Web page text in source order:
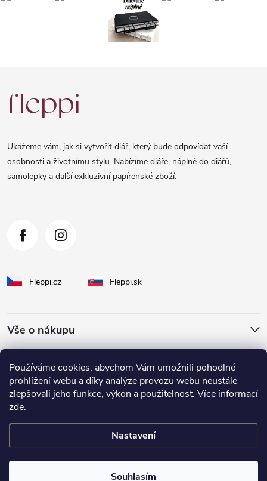
Používáme cookies, abychom Vám umožnili pohodlné
prohlížení webu a díky analýze provozu webu neustále
zlepšovali jeho funkce, výkon a použitelnost. Více informací
zde.
Nastavení
Souhlasím
á
Ukážeme vám, jak si vytvořit diář, který bude odpovídat vaší
osobnosti a životnímu stylu. Nabízíme diáře, náplně do diářů,
samolepky a další exkluzivní papírenské zboží.
Fleppi.cz Fleppi.sk
Vše o nákupu
O Fleppi
Inspirace pro vás
Copyright 2026fleppi. Všechna práva vyhrazena.